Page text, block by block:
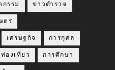
รรม ข่าวตำรวจ
ตร
เศรษฐกิจ การกุศล
ท่องเที่ยว การศึกษา